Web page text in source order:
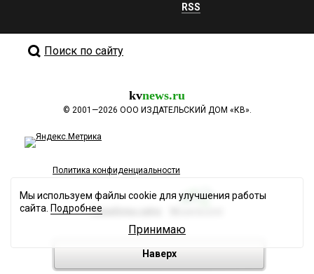
RSS
Поиск по сайту
kvnews.ru
© 2001—2026 ООО ИЗДАТЕЛЬСКИЙ ДОМ «КВ».
Политика конфиденциальности
Разработка сайта
Наверх
Мы используем файлы cookie для улучшения работы
сайта. Подробнее
Принимаю